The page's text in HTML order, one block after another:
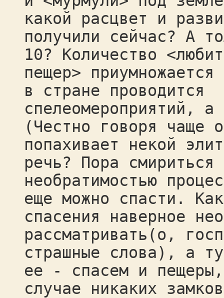
какой расцвет и
получили сейчас? А
10? Количество
пещер>
в стране проводится
спелеомероприятий,
(Честно говоря чаще
попахивает некой
речь? Пора смириться
необратимостью
еще можно спасти.
спасения наверное
рассматривать(о,
страшные слова), а
ее - спасем и
случае никаких